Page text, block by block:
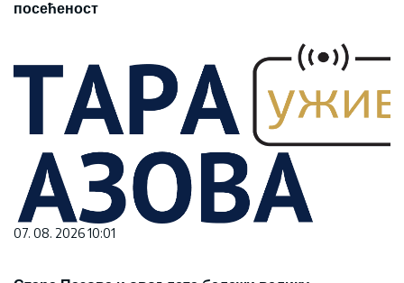
посећеност
07. 08. 2026 10:01